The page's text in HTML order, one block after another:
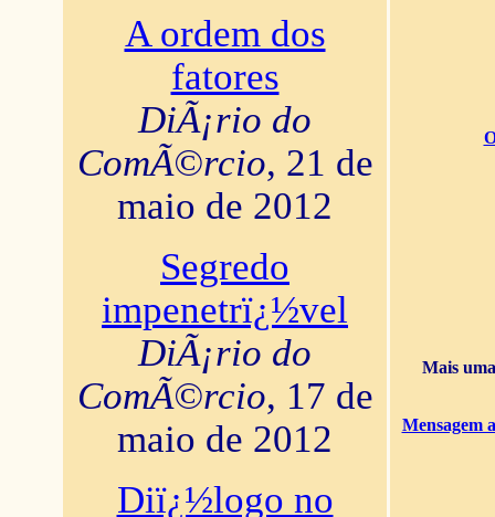
A ordem dos
fatores
DiÃ¡rio do
ComÃ©rcio, 21 de
maio de 2012
Segredo
impenetrï¿½vel
DiÃ¡rio do
ComÃ©rcio, 17 de
maio de 2012
Diï¿½logo no
Mais
Mensagem